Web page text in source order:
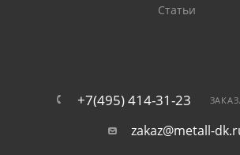
Статьи
+7(495) 414-31-23
zakaz@metall-